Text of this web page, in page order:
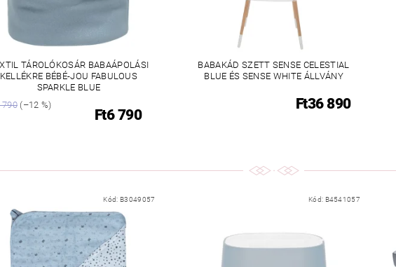
TÁROLÓKOSÁR BABAÁPOLÁSI
KELLÉKRE BÉBÉ-JOU FABULOUS
SPARKLE BLUE
790 (–12 %)
Ft6 790
BABAKÁD SZETT SENSE CELESTIAL
BLUE ÉS SENSE WHITE ÁLLVÁNY
Ft36 890
Kód: B3049057 Kód: B4541057